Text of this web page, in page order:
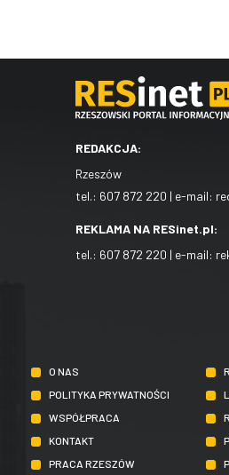
REDAKCJA:
Rzeszów
tel.: 607 872 220 | e-mail:
REKLAMA NA RESinet.pl:
tel.: 607 872 220 | e-mail:
O NAS
POLITYKA PRYWATNOŚCI
WSPÓŁPRACA
KONTAKT
PRACA RZESZÓW